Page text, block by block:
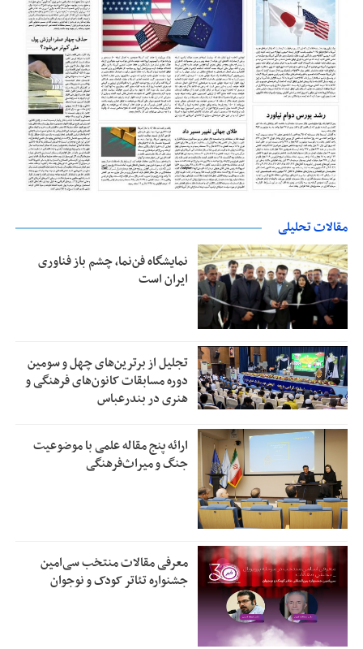
مقالات تحلیلی
نمایشگاه فن‌نما، چشم باز فناوری
ایران است
تجلیل از بر‌ترین‌های چهل و سومین
دوره مسابقات کانون‌های فرهنگی و
هنری در بندرعباس
ارائه پنج مقاله علمی با موضوعیت
جنگ و میراث‌فرهنگی
معرفی مقالات منتخب سی‌امین
جشنواره تئاتر کودک و نوجوان